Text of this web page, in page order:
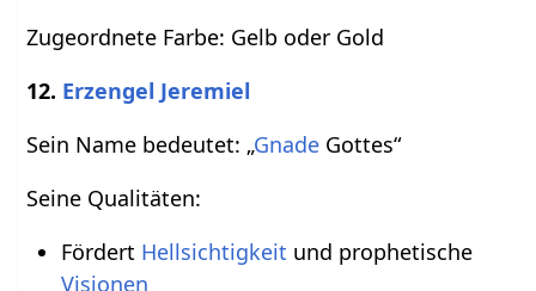
Zugeordnete Farbe: Gelb oder Gold
12. Erzengel Jeremiel
Sein Name bedeutet: „Gnade Gottes“
Seine Qualitäten:
Fördert Hellsichtigkeit und prophetische
Visionen